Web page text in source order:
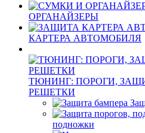
ОРГАНАЙЗЕРЫ
КАРТЕРА АВТОМОБИЛЯ
ТЮНИНГ: ПОРОГИ,
РЕШЕТКИ
подножки